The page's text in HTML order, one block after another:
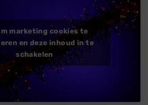
marketing cookies te
en deze inhoud in te
schakelen